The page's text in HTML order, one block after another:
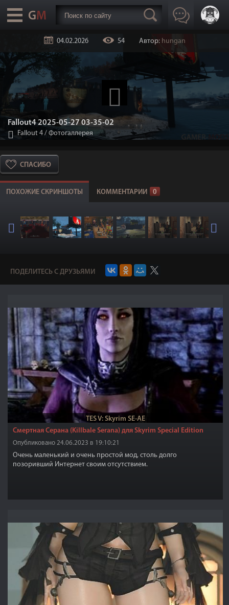
04.02.2026 54 Автор: hungan
Fallout4 2025-05-27 03-35-02
Fallout 4 / Фотогаллерея
СПАСИБО
ПОХОЖИЕ СКРИНШОТЫ КОММЕНТАРИИ 0
ПОДЕЛИТЕСЬ С ДРУЗЬЯМИ
TES V: Skyrim SE-AE
Смертная Серана (Killbale Serana) для Skyrim Special Edition
Опубликовано 24.06.2023 в 19:10:21
Очень маленький и очень простой мод, столь долго
позоривший Интернет своим отсутствием.